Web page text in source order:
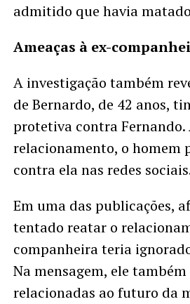
admitido que havia
Ameaças à ex-
A investigação também
de Bernardo, de 42 anos,
protetiva contra Fernando.
relacionamento, o homem
contra ela nas redes
Em uma das publicações,
tentado reatar o
companheira teria
Na mensagem, ele também
relacionadas ao futuro da